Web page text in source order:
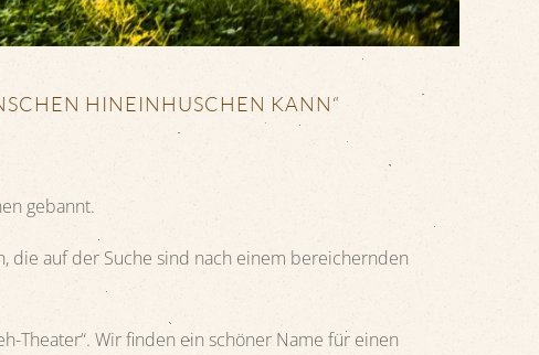
HINEINHUSCHEN KANN“
gebannt.
die auf der Suche sind nach einem bereichernden
Theater“. Wir finden ein schöner Name für einen